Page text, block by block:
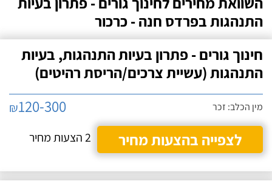
התנהגות בפרדס חנה - כרכור
חינוך גורים - פתרון בעיות התנהגות, בעיות
התנהגות (עשיית צרכים/הריסת רהיטים)
מין הכלב: זכר ₪120-300
לצפייה בהצעות מחיר
2 הצעות מחיר